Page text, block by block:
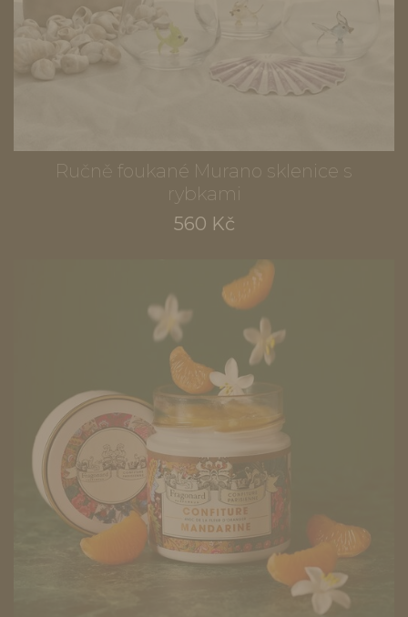
Ručně foukané Murano sklenice s
rybkami
560 Kč